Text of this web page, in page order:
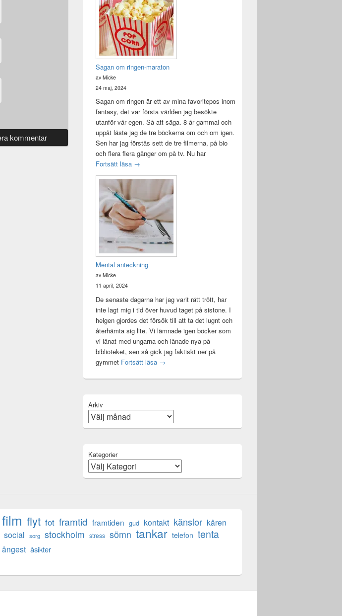
Sagan om ringen-maraton
av Micke
24 maj, 2024
Sagan om ringen är ett av mina favoritepos inom
fantasy, det var första världen jag besökte
utanför vår egen. Så att säga. 8 år gammal och
uppåt läste jag de tre böckerna om och om igen.
Sen har jag förstås sett de tre filmerna, på bio
och flera flera gånger om på tv. Nu har
Fortsätt läsa Sagan om ringen-maraton
→
Mental anteckning
av Micke
11 april, 2024
De senaste dagarna har jag varit rätt trött, har
inte lagt mig i tid över huvud taget på sistone. I
helgen gjordes det försök till att ta det lugnt och
återhämta sig lite. Vi lämnade igen böcker som
vi lånat med ungarna och lånade nya på
biblioteket, sen så gick jag faktiskt ner på
gymmet Fortsätt läsa Mental anteckning
→
Arkiv
Kategorier
film flyt fot framtid framtiden gud kontakt känslor kåren
social sorg stockholm stress sömn tankar telefon tenta
ångest åsikter